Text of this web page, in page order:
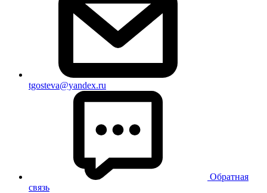
tgosteva@yandex.ru
Обратная
связь